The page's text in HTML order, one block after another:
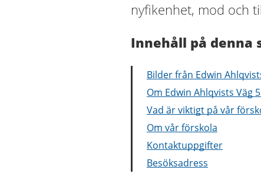
nyfikenhet, mod och
Innehåll på denna
Bilder från Edwin
Om Edwin Ahlqvists Väg
Vad är viktigt på vår
Om vår förskola
Kontaktuppgifter
Besöksadress